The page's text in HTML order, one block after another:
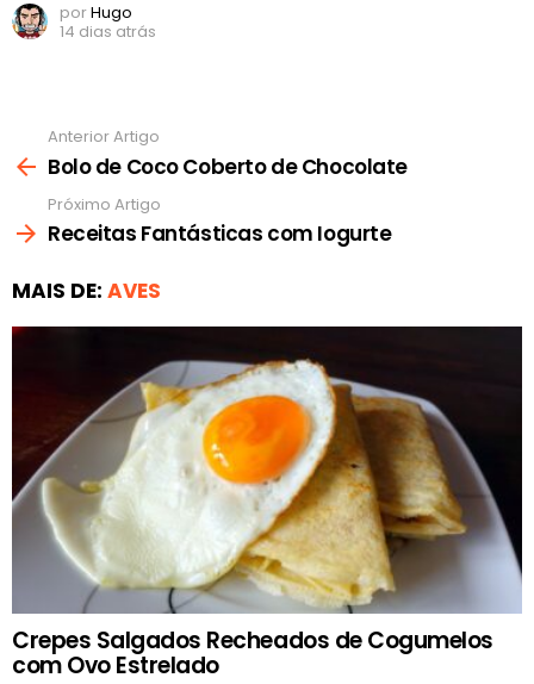
porHugo
14 dias atrás
mais
Anterior Artigo
Bolo de Coco Coberto de Chocolate
Próximo Artigo
Receitas Fantásticas com Iogurte
MAIS DE: AVES
Crepes Salgados Recheados de Cogumelos
com Ovo Estrelado